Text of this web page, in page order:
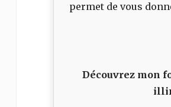
permet de vous
Découvrez mon